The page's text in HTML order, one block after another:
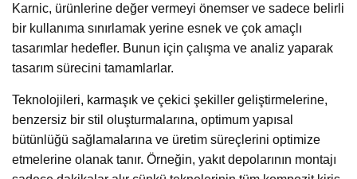
Karnic, ürünlerine değer vermeyi önemser ve sadece belirli
bir kullanıma sınırlamak yerine esnek ve çok amaçlı
tasarımlar hedefler. Bunun için çalışma ve analiz yaparak
tasarım sürecini tamamlarlar.
Teknolojileri, karmaşık ve çekici şekiller geliştirmelerine,
benzersiz bir stil oluşturmalarına, optimum yapısal
bütünlüğü sağlamalarına ve üretim süreçlerini optimize
etmelerine olanak tanır. Örneğin, yakıt depolarının montajı